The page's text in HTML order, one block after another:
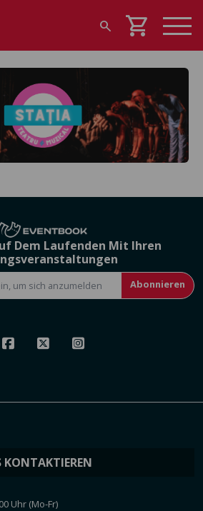
search shopping_cart
Dem Laufenden Mit Ihren
Abonnieren
KONTAKTIEREN
Uhr (Mo-Fr)